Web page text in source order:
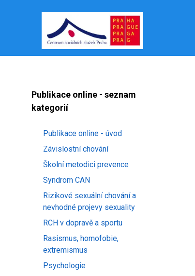
Publikace online - seznam
kategorií
Publikace online - úvod
Závislostní chování
Školní metodici prevence
Syndrom CAN
Rizikové sexuální chování a
nevhodné projevy sexuality
RCH v dopravě a sportu
Rasismus, homofobie,
extremismus
Psychologie